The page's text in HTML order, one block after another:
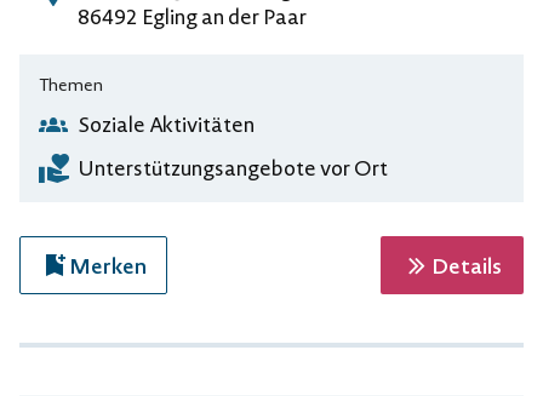
Adresse
86492 Egling an der Paar
Themen
Soziale Aktivitäten
Unterstützungsangebote vor Ort
Merken Details